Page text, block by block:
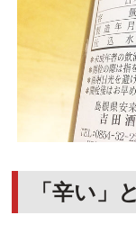
「辛い」